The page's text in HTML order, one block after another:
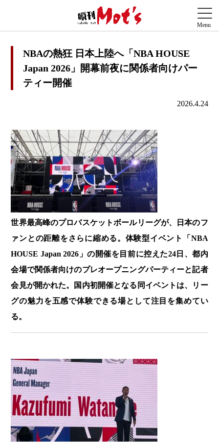
NBAの熱狂 日本上陸へ「NBA HOUSE
Japan 2026」開幕前夜に関係者向けパー
ティー開催
2026.4.24
世界最高峰のプロバスケットボールリーグが、日本のフ
ァンとの距離をさらに縮める。体験型イベント「NBA
HOUSE Japan 2026」の開催を目前に控えた24日、都内
会場で関係者向けのプレオープニングパーティーと記者
会見が開かれた。国内初開催となる同イベントは、リー
グの魅力を五感で体験できる場として注目を集めてい
る。